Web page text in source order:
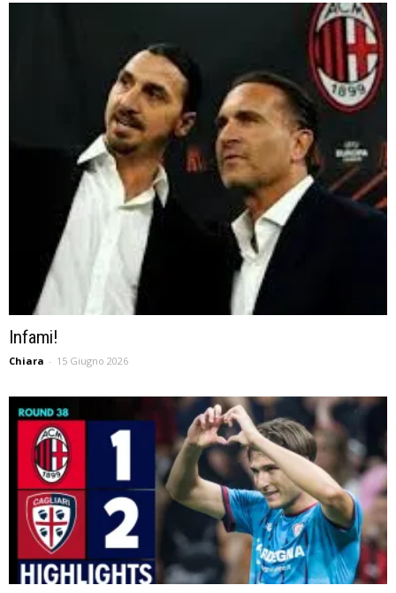
Infami!
Chiara - 15 Giugno 2026